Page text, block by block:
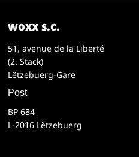
woxx s.c.
51, avenue de la Liberté
(2. Stack)
Lëtzebuerg-Gare
Post
BP 684
L-2016 Lëtzebuerg